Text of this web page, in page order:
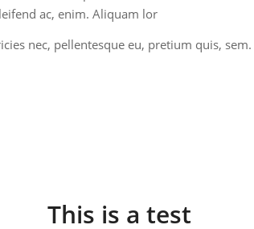
ac, enim. Aliquam lor
nec, pellentesque eu, pretium quis, sem.
This is a test